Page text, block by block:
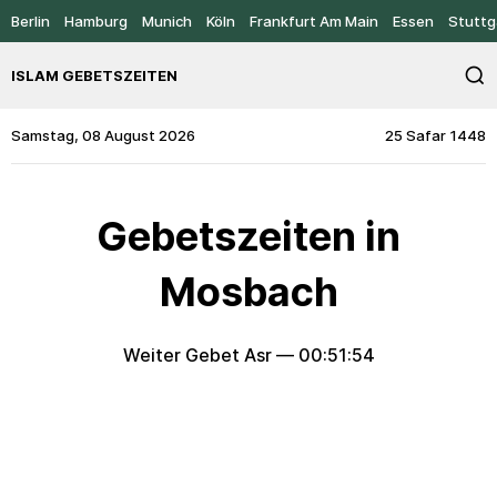
Berlin Hamburg Munich Köln Frankfurt Am Main Essen
ISLAM GEBETSZEITEN
Samstag, 08 August 2026 25 Safar 1448
Gebetszeiten in
Mosbach
Weiter Gebet Asr — 00:51:54